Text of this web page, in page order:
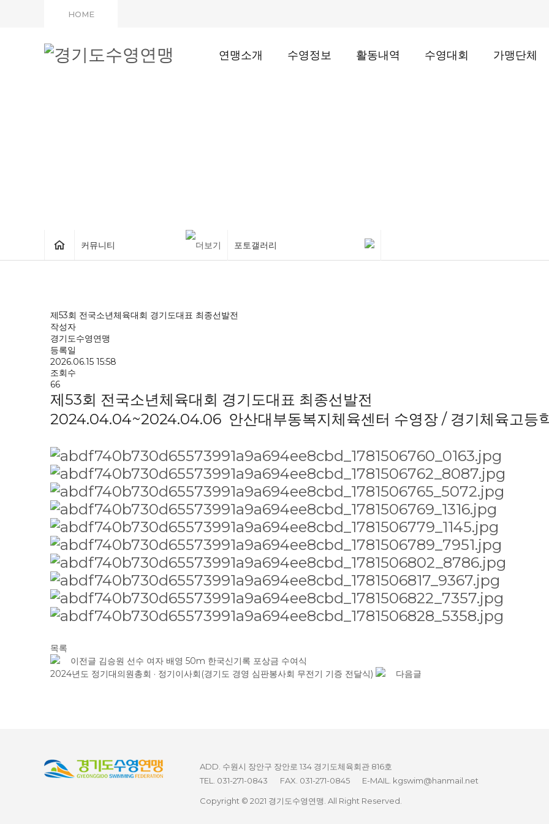
HOME
연맹소개 수영정보 활동내역 수영대회 가맹단체
커뮤니티 포토갤러리
제53회 전국소년체육대회 경기도대표 최종선발전
작성자
경기도수영연맹
등록일
2026.06.15 15:58
조회수
66
제53회 전국소년체육대회 경기도대표 최종선발전
2024.04.04~2024.04.06 안산대부동복지체육센터 수영장 / 경기체육고등
목록
이전글 김승원 선수 여자 배영 50m 한국신기록 포상금 수여식
2024년도 정기대의원총회 · 정기이사회(경기도 경영 심판봉사회 무전기 기증 전달식)
다음글
ADD. 수원시 장안구 장안로 134 경기도체육회관 816호
TEL. 031-271-0843
FAX. 031-271-0845 E-MAIL. kgswim@hanmail.net
Copyright © 2021 경기도수영연맹. All Right Reserved.